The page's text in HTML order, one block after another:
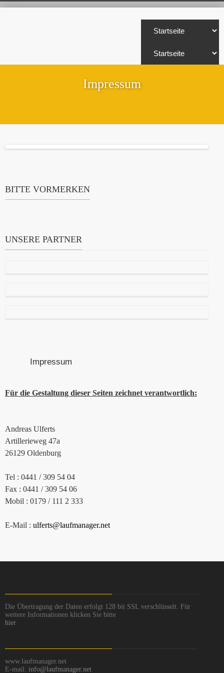
Impressum
BITTE VORMERKEN
UNSERE PARTNER
Impressum
Für die Gestaltung dieser Seiten zeichnet verantwortlich:
Andreas Ulferts
Artillerieweg 47a
26129 Oldenburg
Tel : 0441 / 309 54 04
Fax : 0441 / 309 54 06
Mobil : 0179 / 111 2 333
E-Mail : ulferts@laufmanager.net
Die Übertragung der Daten erfolgt 128 bit SSL verschlüsselt. Für
weitere Informationen klicken Sie bitte
hier
www.laufmanager.net
E-mail: info@laufmanager.net